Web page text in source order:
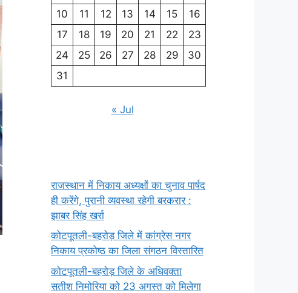
10
11 12 13 14 15
16
17
18 19 20 21 22
23
24
25 26 27 28 29
30
31
« Jul
राजस्थान में निकाय अध्यक्षों का चुनाव पार्षद
ही करेंगे, पुरानी व्यवस्था रहेगी बरकरार :
झाबर सिंह खर्रा
कोटपूतली-बहरोड़ जिले में कांग्रेस नगर
निकाय प्रकोष्ठ का जिला संगठन विस्तारित
कोटपूतली-बहरोड़ जिले के अधिवक्ता
सतीश निमोरिया को 23 अगस्त को मिलेगा